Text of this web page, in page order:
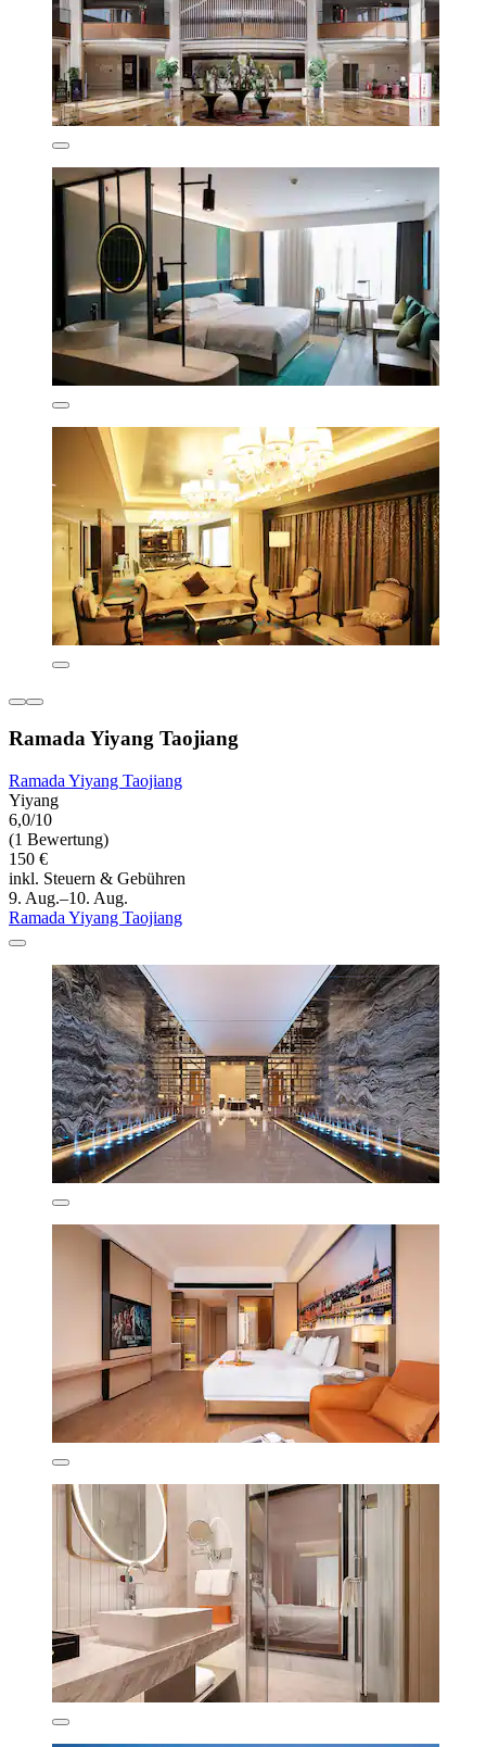
Ramada Yiyang Taojiang
Ramada Yiyang Taojiang
Yiyang
6,0/10
(1 Bewertung)
150 €
inkl. Steuern & Gebühren
9. Aug.–10. Aug.
Ramada Yiyang Taojiang